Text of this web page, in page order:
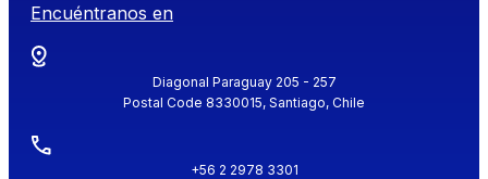
Encuéntranos en
Diagonal Paraguay 205 - 257
Postal Code 8330015, Santiago, Chile
+56 2 2978 3301